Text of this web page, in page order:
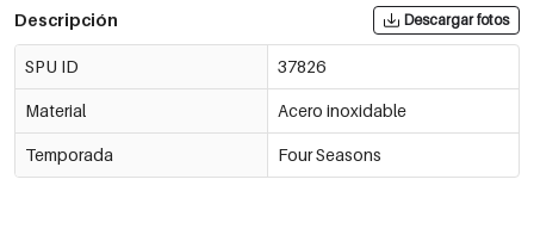
Descripción Descargar fotos
SPU ID 37826
Material Acero inoxidable
Temporada Four Seasons